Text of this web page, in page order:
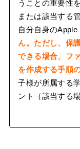
うことの重要性
または該当する
自分自身の
ん。ただし、保
できる場合、フ
を作成する手順
子様が所属する
ント（該当する